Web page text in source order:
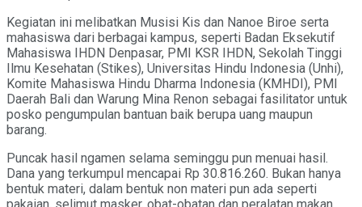
Kegiatan ini melibatkan Musisi Kis dan Nanoe Biroe serta
mahasiswa dari berbagai kampus, seperti Badan Eksekutif
Mahasiswa IHDN Denpasar, PMI KSR IHDN, Sekolah Tinggi
Ilmu Kesehatan (Stikes), Universitas Hindu Indonesia (Unhi),
Komite Mahasiswa Hindu Dharma Indonesia (KMHDI), PMI
Daerah Bali dan Warung Mina Renon sebagai fasilitator untuk
posko pengumpulan bantuan baik berupa uang maupun
barang.
Puncak hasil ngamen selama seminggu pun menuai hasil.
Dana yang terkumpul mencapai Rp 30.816.260. Bukan hanya
bentuk materi, dalam bentuk non materi pun ada seperti